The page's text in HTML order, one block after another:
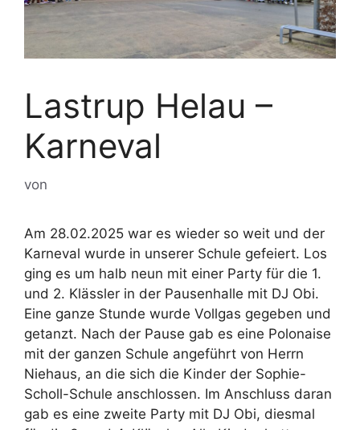
Lastrup Helau –
Karneval
von
Am 28.02.2025 war es wieder so weit und der
Karneval wurde in unserer Schule gefeiert. Los
ging es um halb neun mit einer Party für die 1.
und 2. Klässler in der Pausenhalle mit DJ Obi.
Eine ganze Stunde wurde Vollgas gegeben und
getanzt. Nach der Pause gab es eine Polonaise
mit der ganzen Schule angeführt von Herrn
Niehaus, an die sich die Kinder der Sophie-
Scholl-Schule anschlossen. Im Anschluss daran
gab es eine zweite Party mit DJ Obi, diesmal